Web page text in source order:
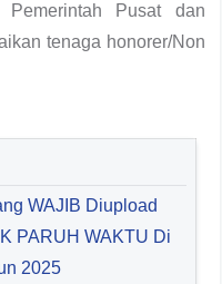
Pusat dan
tenaga honorer/Non
WAJIB Diupload
PARUH WAKTU Di
2025